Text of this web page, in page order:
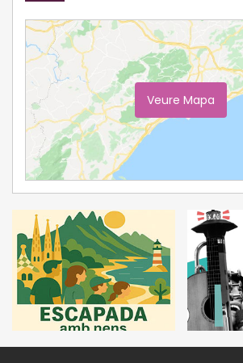
Veure Mapa